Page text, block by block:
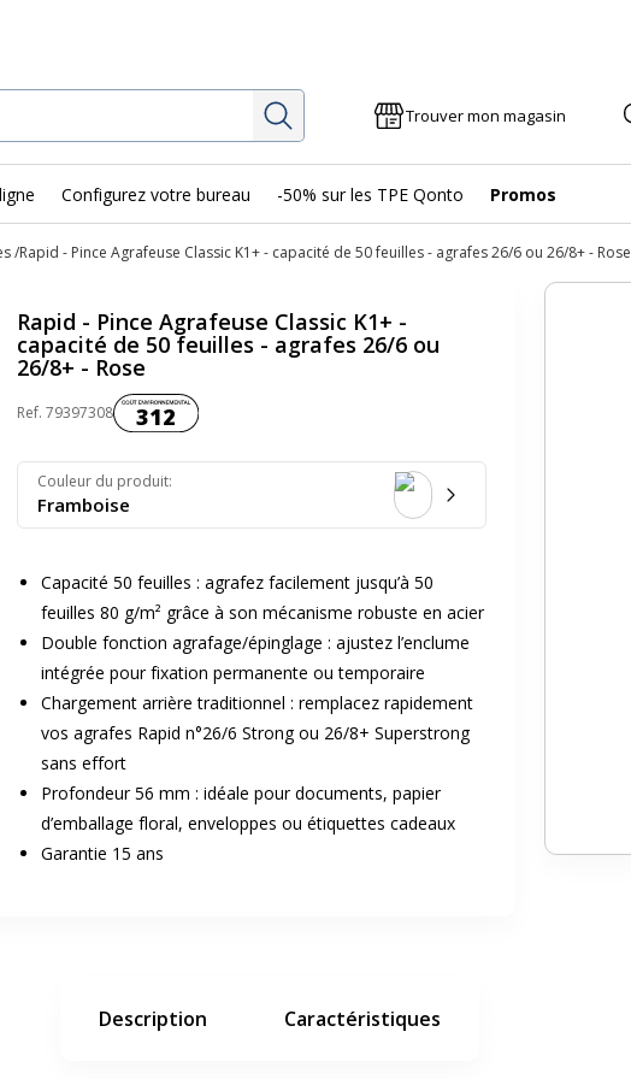
Rechercher Trouver mon magasin
Configurez votre bureau -50% sur les TPE Qonto Promos
Rapid - Pince Agrafeuse Classic K1+ - capacité de 50 feuilles - agrafes 26/6 ou 26/8+ - Rose
en plein écran
suivant
Rapid - Pince Agrafeuse Classic K1+ -
capacité de 50 feuilles - agrafes 26/6 ou
26/8+ - Rose
Ref. 79397308Coût environnemental :
312
Couleur du produit:
Framboise
Capacité 50 feuilles : agrafez facilement jusqu’à 50
feuilles 80 g/m² grâce à son mécanisme robuste en acier
Double fonction agrafage/épinglage : ajustez l’enclume
intégrée pour fixation permanente ou temporaire
Chargement arrière traditionnel : remplacez rapidement
vos agrafes Rapid n°26/6 Strong ou 26/8+ Superstrong
sans effort
Profondeur 56 mm : idéale pour documents, papier
d’emballage floral, enveloppes ou étiquettes cadeaux
Garantie 15 ans
Description Caractéristiques